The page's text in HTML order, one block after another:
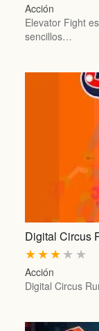
Acción
Elevator Fight
sencillos…
Digital Circus
★
★
★
★
★
Acción
Digital Circus